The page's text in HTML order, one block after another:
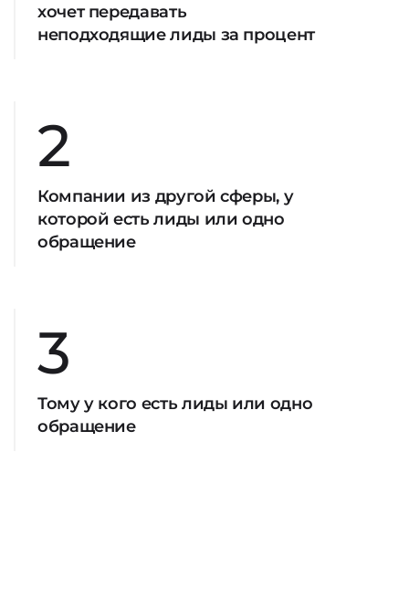
хочет передавать
неподходящие лиды за процент
2
Компании из другой сферы, у
которой есть лиды или одно
обращение
3
Тому у кого есть лиды или одно
обращение